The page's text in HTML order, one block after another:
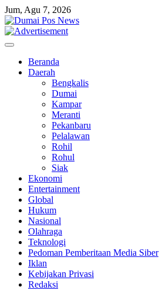
Skip
to
content
Jum, Agu 7, 2026
Beranda
Daerah
Bengkalis
Dumai
Kampar
Meranti
Pekanbaru
Pelalawan
Rohil
Rohul
Siak
Ekonomi
Entertainment
Global
Hukum
Nasional
Olahraga
Teknologi
Pedoman Pemberitaan Media Siber
Iklan
Kebijakan Privasi
Redaksi